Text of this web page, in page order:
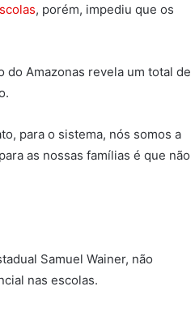
, porém, impediu que os
do Amazonas revela um total de
para o sistema, nós somos a
as nossas famílias é que não
Samuel Wainer, não
nas escolas.